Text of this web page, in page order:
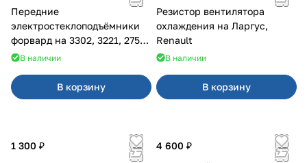
Передние
электростеклоподъёмники
форвард на 3302, 3221, 2752,
2217В наличии
В корзину
Резистор вентилятора
охлаждения на Ларгус,
Renault
В наличии
В корзину
1 300 ₽
4 600 ₽